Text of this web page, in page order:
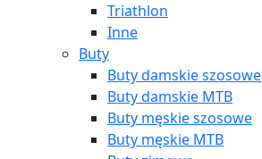
Triathlon
Inne
Buty
Buty damskie szosowe
Buty damskie MTB
Buty męskie szosowe
Buty męskie MTB